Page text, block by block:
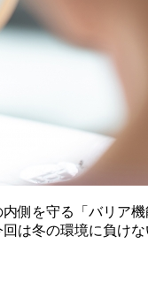
側を守る「バリア
は冬の環境に負け